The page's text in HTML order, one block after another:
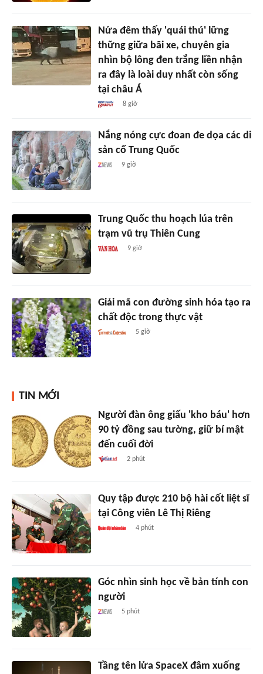
Nửa đêm thấy 'quái thú' lững
thững giữa bãi xe, chuyên gia
nhìn bộ lông đen trắng liền nhận
ra đây là loài duy nhất còn sống
tại châu Á
8 giờ
Nắng nóng cực đoan đe dọa các di
sản cổ Trung Quốc
9 giờ
Trung Quốc thu hoạch lúa trên
trạm vũ trụ Thiên Cung
9 giờ
Giải mã con đường sinh hóa tạo ra
chất độc trong thực vật
5 giờ
TIN MỚI
Người đàn ông giấu 'kho báu' hơn
90 tỷ đồng sau tường, giữ bí mật
đến cuối đời
2 phút
Quy tập được 210 bộ hài cốt liệt sĩ
tại Công viên Lê Thị Riêng
4 phút
Góc nhìn sinh học về bản tính con
người
5 phút
Tầng tên lửa SpaceX đâm xuống